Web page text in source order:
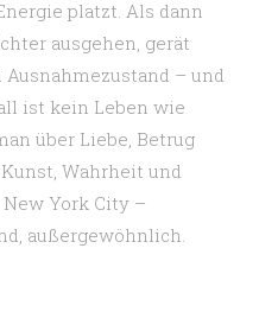
platzt. Als dann
ausgehen, gerät
– und
ist kein Leben wie
über Liebe, Betrug
Wahrheit und
New York City –
außergewöhnlich.